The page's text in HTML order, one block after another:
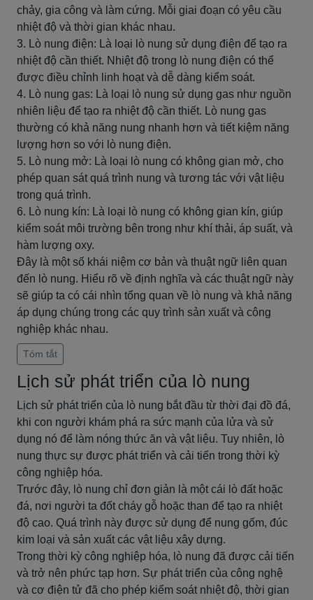
chảy, gia công và làm cứng. Mỗi giai đoạn có yêu cầu
nhiệt độ và thời gian khác nhau.
3. Lò nung điện: Là loại lò nung sử dụng điện để tạo ra
nhiệt độ cần thiết. Nhiệt độ trong lò nung điện có thể
được điều chỉnh linh hoạt và dễ dàng kiểm soát.
4. Lò nung gas: Là loại lò nung sử dụng gas như nguồn
nhiên liệu để tạo ra nhiệt độ cần thiết. Lò nung gas
thường có khả năng nung nhanh hơn và tiết kiệm năng
lượng hơn so với lò nung điện.
5. Lò nung mở: Là loại lò nung có không gian mở, cho
phép quan sát quá trình nung và tương tác với vật liệu
trong quá trình.
6. Lò nung kín: Là loại lò nung có không gian kín, giúp
kiểm soát môi trường bên trong như khí thải, áp suất, và
hàm lượng oxy.
Đây là một số khái niệm cơ bản và thuật ngữ liên quan
đến lò nung. Hiểu rõ về định nghĩa và các thuật ngữ này
sẽ giúp ta có cái nhìn tổng quan về lò nung và khả năng
áp dụng chúng trong các quy trình sản xuất và công
nghiệp khác nhau.
Tóm tắt
Lịch sử phát triển của lò nung
Lịch sử phát triển của lò nung bắt đầu từ thời đại đồ đá,
khi con người khám phá ra sức mạnh của lửa và sử
dụng nó để làm nóng thức ăn và vật liệu. Tuy nhiên, lò
nung thực sự được phát triển và cải tiến trong thời kỳ
công nghiệp hóa.
Trước đây, lò nung chỉ đơn giản là một cái lò đất hoặc
đá, nơi người ta đốt cháy gỗ hoặc than để tạo ra nhiệt
độ cao. Quá trình này được sử dụng để nung gốm, đúc
kim loại và sản xuất các vật liệu xây dựng.
Trong thời kỳ công nghiệp hóa, lò nung đã được cải tiến
và trở nên phức tạp hơn. Sự phát triển của công nghệ
và cơ điện tử đã cho phép kiểm soát nhiệt độ, thời gian